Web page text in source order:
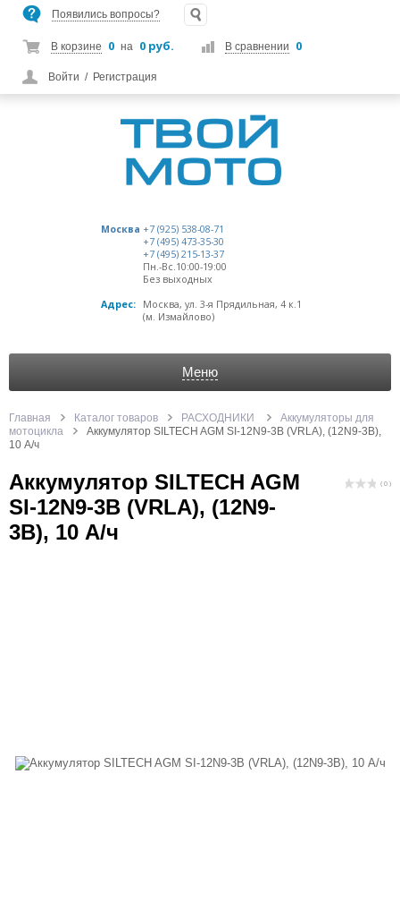
Появились вопросы?
В корзине 0 на 0 руб. В сравнении 0
Войти / Регистрация
Москва +7 (925) 538-08-71
+7 (495) 473-35-30
+7 (495) 215-13-37
Пн.-Вс.10:00-19:00
Без выходных
Адрес:
Москва, ул. 3-я Прядильная, 4 к.1
(м. Измайлово)
Меню
Главная Каталог товаров РАСХОДНИКИ
Аккумуляторы для
мотоцикла
Аккумулятор SILTECH AGM SI-12N9-3B (VRLA), (12N9-3B),
10 А/ч
Аккумулятор SILTECH AGM
SI-12N9-3B (VRLA), (12N9-
3B), 10 А/ч
( 0 )